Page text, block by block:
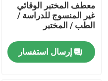
مسكن
منتجات
معطف المختبر الوقائي
غير المنسوج للدراسة /
الطب / المختبر
إرسال استفسار